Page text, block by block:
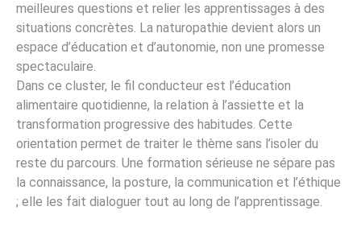
meilleures questions et relier les apprentissages à des
situations concrètes. La naturopathie devient alors un
espace d’éducation et d’autonomie, non une promesse
spectaculaire.
Dans ce cluster, le fil conducteur est l’éducation
alimentaire quotidienne, la relation à l’assiette et la
transformation progressive des habitudes. Cette
orientation permet de traiter le thème sans l’isoler du
reste du parcours. Une formation sérieuse ne sépare pas
la connaissance, la posture, la communication et l’éthique
; elle les fait dialoguer tout au long de l’apprentissage.